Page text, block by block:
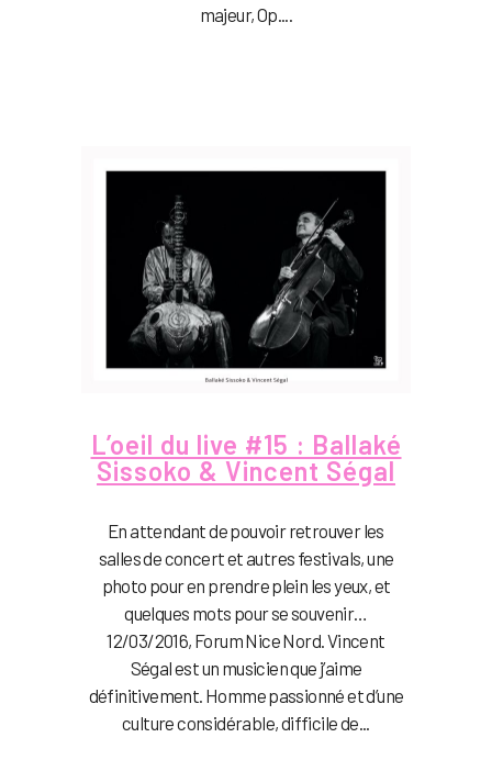
majeur, Op....
L’oeil du live #15 : Ballaké
Sissoko & Vincent Ségal
En attendant de pouvoir retrouver les
salles de concert et autres festivals, une
photo pour en prendre plein les yeux, et
quelques mots pour se souvenir…
12/03/2016, Forum Nice Nord. Vincent
Ségal est un musicien que j’aime
définitivement. Homme passionné et d’une
culture considérable, difficile de...